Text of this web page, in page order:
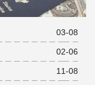
03-08
02-06
11-08